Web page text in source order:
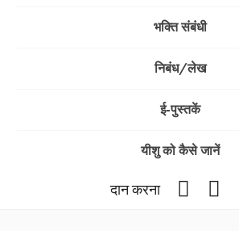
भक्ति संबंधी
निबंध/लेख
ई-पुस्तकें
यीशु को कैसे जानें
दान करना